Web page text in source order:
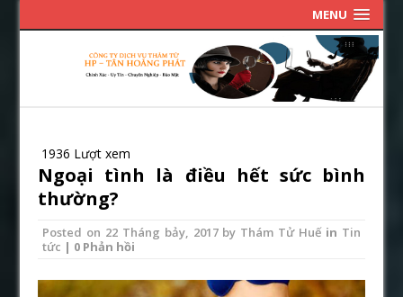
MENU
1936 Lượt xem
Ngoại tình là điều hết sức bình
thường?
Posted on 22 Tháng bảy, 2017by Thám Tử Huếin Tin
tức | 0 Phản hồi